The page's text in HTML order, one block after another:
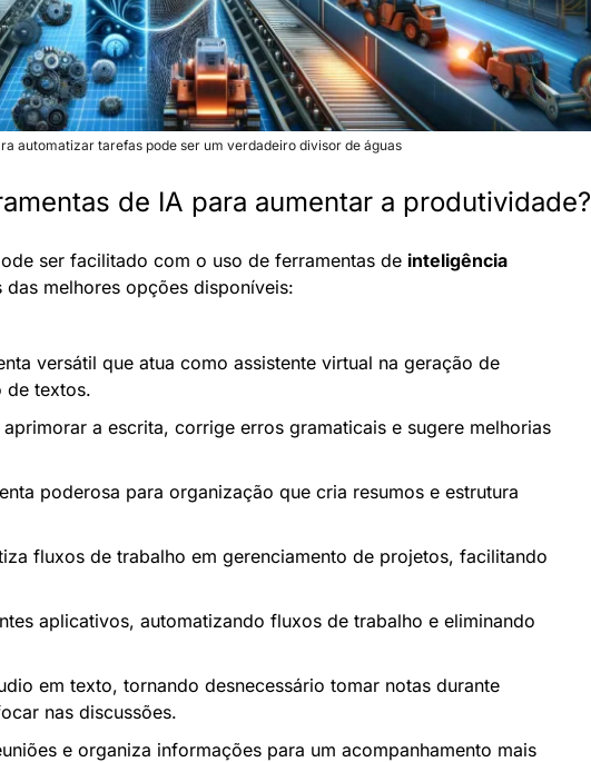
automatizar tarefas pode ser um verdadeiro divisor de águas
de IA para aumentar a produtividade?
ser facilitado com o uso de ferramentas de inteligência
das melhores opções disponíveis:
versátil que atua como assistente virtual na geração de
de textos.
a escrita, corrige erros gramaticais e sugere melhorias
poderosa para organização que cria resumos e estrutura
fluxos de trabalho em gerenciamento de projetos, facilitando
aplicativos, automatizando fluxos de trabalho e eliminando
em texto, tornando desnecessário tomar notas durante
nas discussões.
e organiza informações para um acompanhamento mais